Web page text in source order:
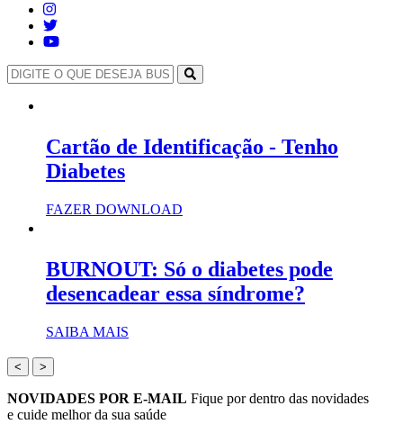
Cartão de Identificação - Tenho
Diabetes
FAZER DOWNLOAD
BURNOUT: Só o diabetes pode
desencadear essa síndrome?
SAIBA MAIS
< >
NOVIDADES POR E-MAIL Fique por dentro das novidades
e cuide melhor da sua saúde